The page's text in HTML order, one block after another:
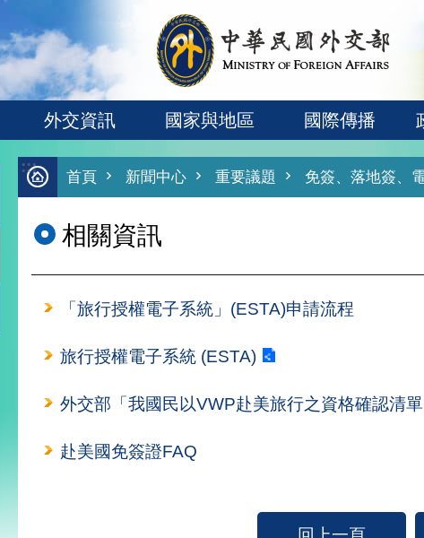
外交資訊 國家與地區 國際傳播
:::
首頁 新聞中心 重要議題 免簽、落地簽、
相關資訊
「旅行授權電子系統」(ESTA)申請流程
旅行授權電子系統 (ESTA)
外交部「我國民以VWP赴美旅行之資格確認清單
赴美國免簽證FAQ